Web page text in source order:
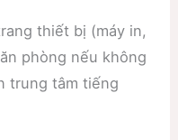
thiết bị (máy in,
phòng nếu không
trung tâm tiếng